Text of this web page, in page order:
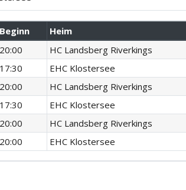
Beginn Heim
20:00 HC Landsberg Riverkings
17:30 EHC Klostersee
20:00 HC Landsberg Riverkings
17:30 EHC Klostersee
20:00 HC Landsberg Riverkings
20:00 EHC Klostersee